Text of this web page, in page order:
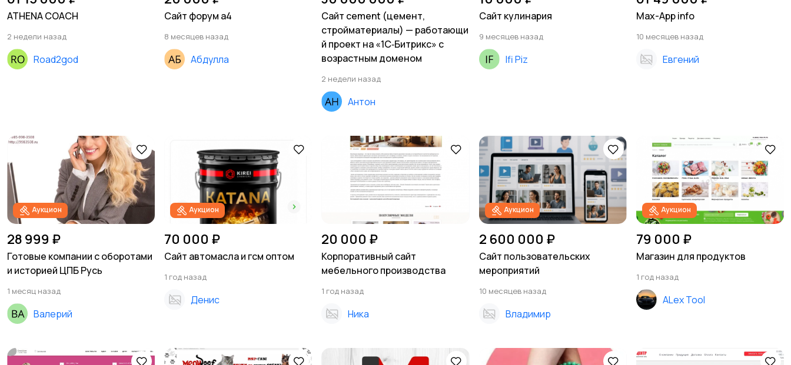
ATHENA COACH
2 недели назад
Road2god
Сайт форум а4
8 месяцев назад
Абдулла
Сайт cement (цемент,
стройматериалы) — работающи
й проект на «1С‑Битрикс» с
возрастным доменом
2 недели назад
Антон
Сайт кулинария
9 месяцев назад
Ifi Piz
Max-App info
10 месяцев назад
Евгений
Аукцион
28 999 ₽
Готовые компании с оборотами
и историей ЦПБ Русь
1 месяц назад
Валерий
Аукцион
70 000 ₽
Сайт автомасла и гсм оптом
1 год назад
Денис
20 000 ₽
Корпоративный сайт
мебельного производства
1 год назад
Ника
Аукцион
2 600 000 ₽
Сайт пользовательских
мероприятий
10 месяцев назад
Владимир
Аукцион
79 000 ₽
Магазин для продуктов
1 год назад
ALex Tool